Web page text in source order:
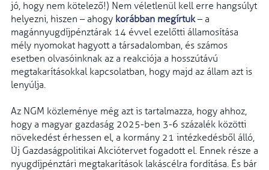
jó, hogy nem kötelező!) Nem véletlenül kell erre hangsúlyt
helyezni, hiszen – ahogy korábban megírtuk– a
magánnyugdíjpénztárak 14 évvel ezelőtti államosítása
mély nyomokat hagyott a társadalomban, és számos
esetben olvasóinknak az a reakciója a hosszútávú
megtakarításokkal kapcsolatban, hogy majd az állam azt is
lenyúlja.
Az NGM közleménye még azt is tartalmazza, hogy ahhoz,
hogy a magyar gazdaság 2025-ben 3-6 százalék közötti
növekedést érhessen el, a kormány 21 intézkedésből álló,
Új Gazdaságpolitikai Akciótervet fogadott el. Ennek része a
nyugdíjpénztári megtakarítások lakáscélra fordítása. És bár